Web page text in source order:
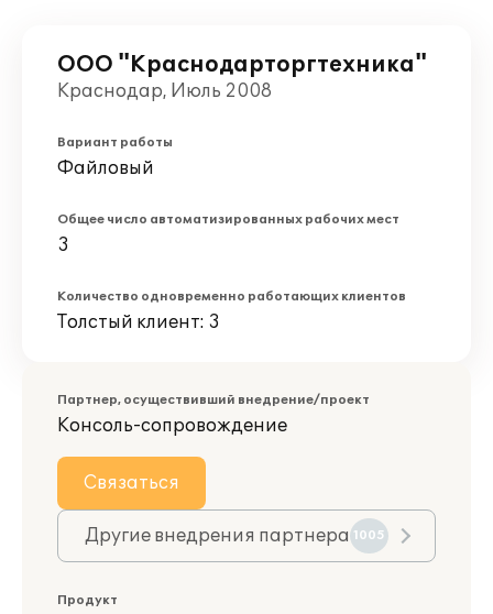
ООО "Краснодарторгтехника"
Краснодар, Июль 2008
Вариант работы
Файловый
Общее число автоматизированных рабочих мест
3
Количество одновременно работающих клиентов
Толстый клиент: 3
Партнер, осуществивший внедрение/проект
Консоль-сопровождение
Связаться
Другие внедрения партнера 1005
Продукт